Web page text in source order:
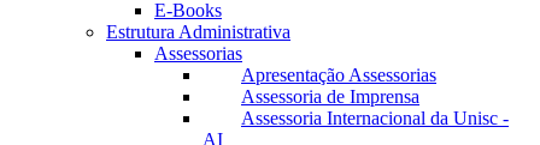
E-Books
Estrutura Administrativa
Assessorias
Apresentação Assessorias
Assessoria de Imprensa
Assessoria Internacional da Unisc -
AI